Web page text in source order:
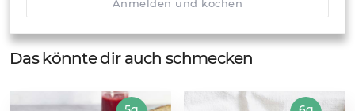
Anmelden und kochen
Das könnte dir auch schmecken